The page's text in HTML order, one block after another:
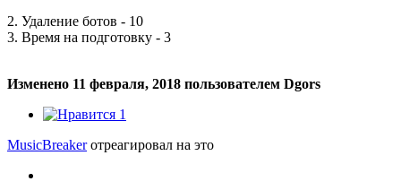
2. Удаление ботов - 10
3. Время на подготовку - 3
Изменено 11 февраля, 2018 пользователем Dgors
1
MusicBreakerотреагировал на это